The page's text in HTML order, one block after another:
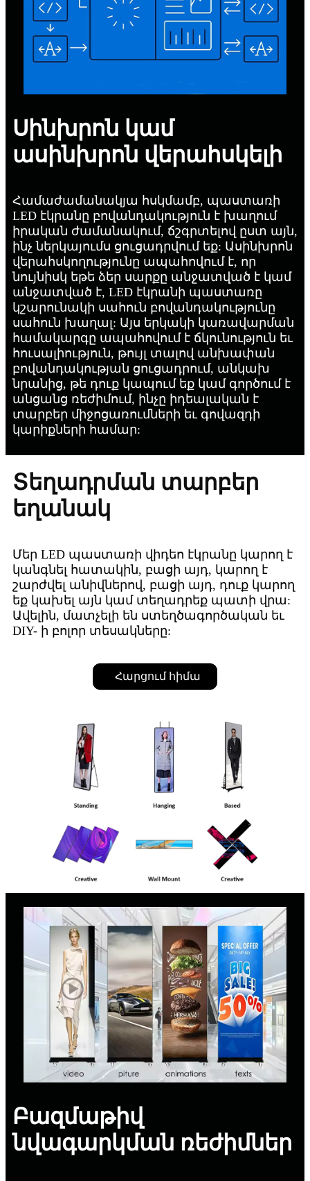
Սինխրոն կամ
ասինխրոն վերահսկելի
Համաժամանակյա հսկմամբ, պաստառի
LED էկրանը բովանդակություն է խաղում
իրական ժամանակում, ճշգրտելով ըստ այն,
ինչ ներկայումս ցուցադրվում եք: Ասինխրոն
վերահսկողությունը ապահովում է, որ
նույնիսկ եթե ձեր սարքը անջատված է կամ
անջատված է, LED էկրանի պաստառը
կշարունակի սահուն բովանդակությունը
սահուն խաղալ: Այս երկակի կառավարման
համակարգը ապահովում է ճկունություն եւ
հուսալիություն, թույլ տալով անխափան
բովանդակության ցուցադրում, անկախ
նրանից, թե դուք կապում եք կամ գործում է
անցանց ռեժիմում, ինչը իդեալական է
տարբեր միջոցառումների եւ գովազդի
կարիքների համար:
Տեղադրման տարբեր
եղանակ
Մեր LED պաստառի վիդեո էկրանը կարող է
կանգնել հատակին, բացի այդ, կարող է
շարժվել անիվներով, բացի այդ, դուք կարող
եք կախել այն կամ տեղադրեք պատի վրա:
Ավելին, մատչելի են ստեղծագործական եւ
DIY- ի բոլոր տեսակները:
Հարցում հիմա
Բազմաթիվ
նվագարկման ռեժիմներ